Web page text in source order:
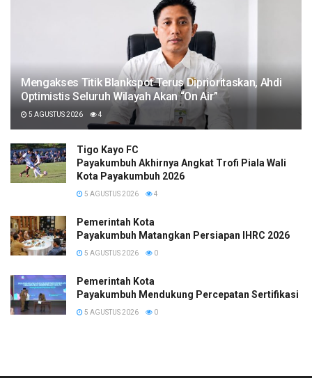
Mengakses Titik Blankspot Terus Diprioritaskan, Ahdi
Optimistis Seluruh Wilayah Akan “On Air”
5 AGUSTUS 2026 4
Tigo Kayo FC
Payakumbuh Akhirnya Angkat Trofi Piala Wali
Kota Payakumbuh 2026
5 AGUSTUS 2026 4
Pemerintah Kota
Payakumbuh Matangkan Persiapan IHRC 2026
5 AGUSTUS 2026 0
Pemerintah Kota
Payakumbuh Mendukung Percepatan Sertifikasi
5 AGUSTUS 2026 0